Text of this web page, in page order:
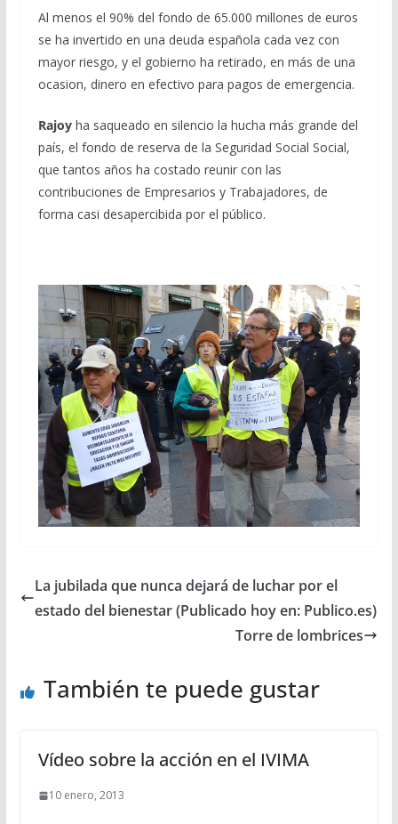
Al menos el 90% del fondo de 65.000 millones de euros
se ha invertido en una deuda española cada vez con
mayor riesgo, y el gobierno ha retirado, en más de una
ocasion, dinero en efectivo para pagos de emergencia.
Rajoy ha saqueado en silencio la hucha más grande del
país, el fondo de reserva de la Seguridad Social Social,
que tantos años ha costado reunir con las
contribuciones de Empresarios y Trabajadores, de
forma casi desapercibida por el público.
La jubilada que nunca dejará de luchar por el
estado del bienestar (Publicado hoy en: Publico.es)
Torre de lombrices
También te puede gustar
Vídeo sobre la acción en el IVIMA
10 enero, 2013